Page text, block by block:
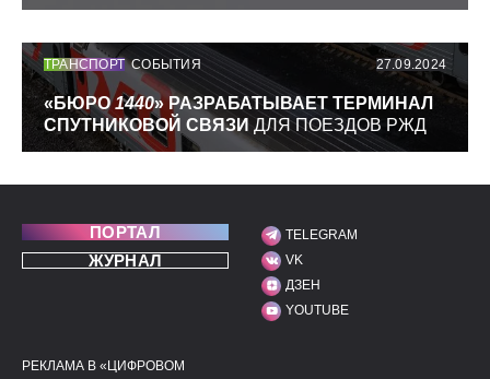
ТРАНСПОРТ СОБЫТИЯ 27.09.2024
«БЮРО1440» РАЗРАБАТЫВАЕТ ТЕРМИНАЛ
СПУТНИКОВОЙ СВЯЗИ ДЛЯ ПОЕЗДОВ РЖД
ПОРТАЛ
ЖУРНАЛ
МЫ В СОЦИАЛЬНЫХ
TELEGRAM
VK
ДЗЕН
YOUTUBE
ПОЛЕЗНЫЕ ССЫЛКИ
РЕКЛАМА В «ЦИФРОВОМ